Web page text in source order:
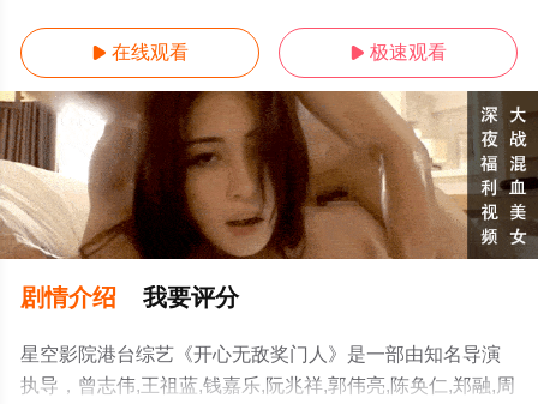
 在线观看  极速观看
剧情介绍 我要评分
星空影院港台综艺《开心无敌奖门人》是一部由知名导演
执导，曾志伟,王祖蓝,钱嘉乐,阮兆祥,郭伟亮,陈奂仁,郑融,周